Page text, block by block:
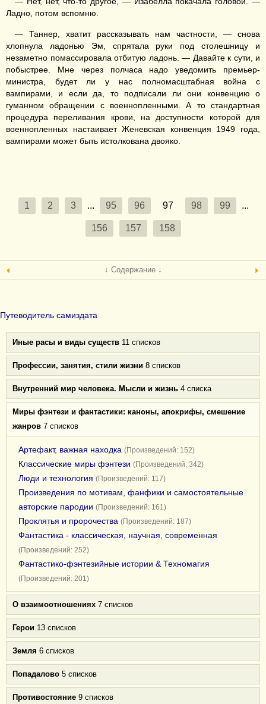
Ладно, потом вспомню.
— Таннер, хватит рассказывать нам частности, — снова
хлопнула ладонью Эм, спрятала руки под столешницу и
незаметно помассировала отбитую ладонь. — Давайте к сути, и
побыстрее. Мне через полчаса надо уведомить премьер-
министра, будет ли у нас полномасштабная война с
вампирами, и если да, то подписали ли они конвенцию о
гуманном обращении с военнопленными. А то стандартная
процедура переливания крови, на доступности которой для
военнопленных настаивает Женевская конвенция 1949 года,
вампирами может быть истолкована двояко.
1 2 3 ... 95 96 97 98 99 ...
156 157 158
↓ Содержание ↓
Путеводитель самиздата
Иные расы и виды существ 11 списков
Профессии, занятия, стили жизни 8 списков
Внутренний мир человека. Мысли и жизнь 4 списка
Миры фэнтези и фантастики: каноны, апокрифы, смешение
жанров 7 списков
Артефакт, важная находка (Произведений: 152)
Классические миры фэнтези (Произведений: 342)
Люди и технология (Произведений: 117)
Произведения по мотивам, фанфики и самостоятельные
авторские пародии (Произведений: 161)
Проклятья и пророчества (Произведений: 187)
Фантастика - классическая, научная, современная
(Произведений: 252)
Фантастико-фэнтезийные истории & Техномагия
(Произведений: 201)
О взаимоотношениях 7 списков
Герои 13 списков
Земля 6 списков
Попадалово 5 списков
Противостояние 9 списков